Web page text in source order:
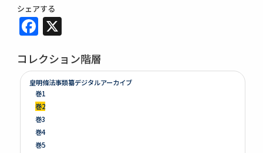
シェアする
Facebook
コレクション階層
皇明條法事類纂デジタルアーカイブ
巻1
巻2
巻3
巻4
巻5